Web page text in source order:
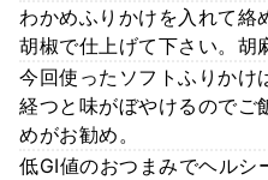
わかめふりかけを入れて絡
胡椒で仕上げて下さい。胡
今回使ったソフトふりかけ
経つと味がぼやけるのでご
めがお勧め。
低GI値のおつまみでヘルシ